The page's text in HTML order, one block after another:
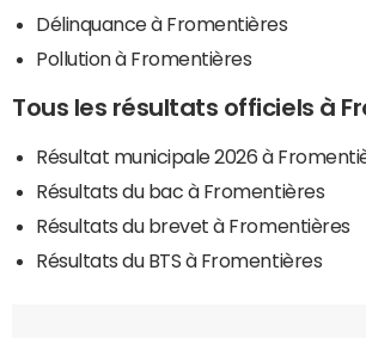
Délinquance à Fromentières
Pollution à Fromentières
Tous les résultats officiels à
Résultat municipale 2026 à
Résultats du bac à Fromentières
Résultats du brevet à Fromentières
Résultats du BTS à Fromentières